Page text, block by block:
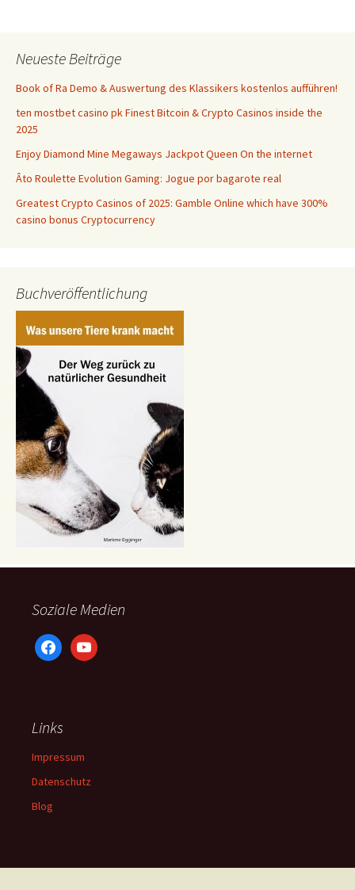
Neueste Beiträge
Book of Ra Demo & Auswertung des Klassikers kostenlos aufführen!
ten mostbet casino pk Finest Bitcoin & Crypto Casinos inside the
2025
Enjoy Diamond Mine Megaways Jackpot Queen On the internet
Âto Roulette Evolution Gaming: Jogue por bagarote real
Greatest Crypto Casinos of 2025: Gamble Online which have 300%
casino bonus Cryptocurrency
Buchveröffentlichung
Soziale Medien
facebookyoutube
Links
Impressum
Datenschutz
Blog